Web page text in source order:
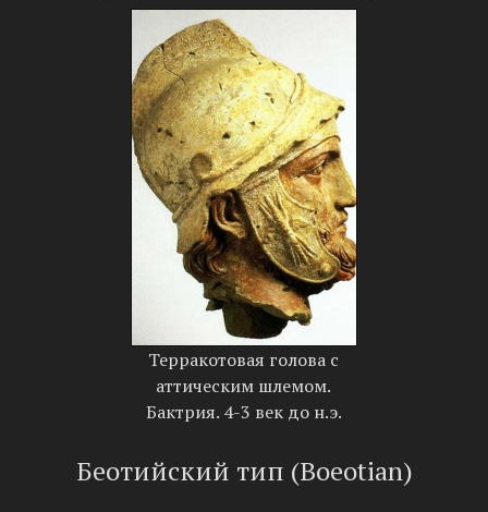
Терракотовая голова с
аттическим шлемом.
Бактрия. 4-3 век до н.э.
Беотийский тип (Boeotian)